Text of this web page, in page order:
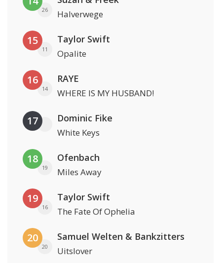
26 Halverwege
15
11
Taylor Swift
Opalite
16
14
RAYE
WHERE IS MY HUSBAND!
17 Dominic Fike
White Keys
18
19
Ofenbach
Miles Away
19
16
Taylor Swift
The Fate Of Ophelia
20
20
Samuel Welten & Bankzitters
Uitslover